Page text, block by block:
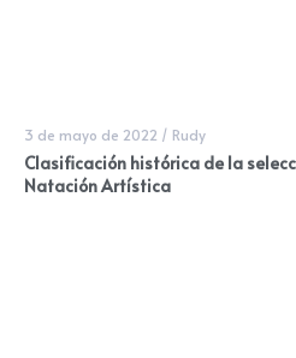
3 de mayo de 2022 / Rudy
Clasificación histórica de la
Natación Artística